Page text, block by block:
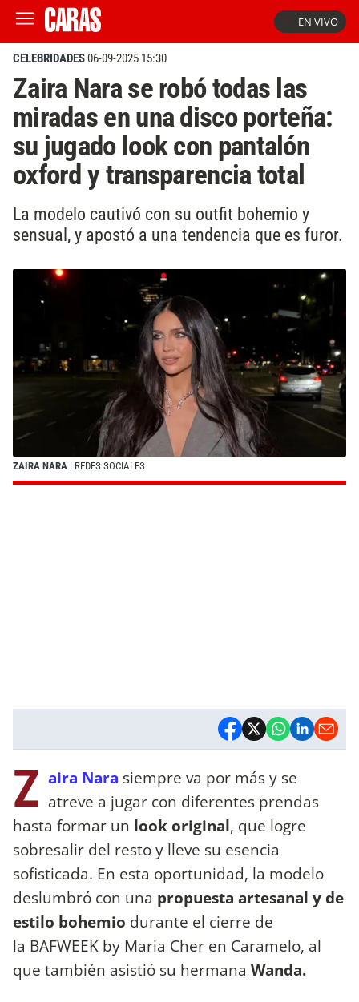
EN VIVO
CELEBRIDADES06-09-2025 15:30
Zaira Nara se robó todas las
miradas en una disco porteña:
su jugado look con pantalón
oxford y transparencia total
La modelo cautivó con su outfit bohemio y
sensual, y apostó a una tendencia que es furor.
ZAIRA NARA | REDES SOCIALES
Z aira Nara siempre va por más y se
atreve a jugar con diferentes prendas
hasta formar un look original, que logre
sobresalir del resto y lleve su esencia
sofisticada. En esta oportunidad, la modelo
deslumbró con una propuesta artesanal y de
estilo bohemio durante el cierre de
la BAFWEEK by Maria Cher en Caramelo, al
que también asistió su hermana Wanda.